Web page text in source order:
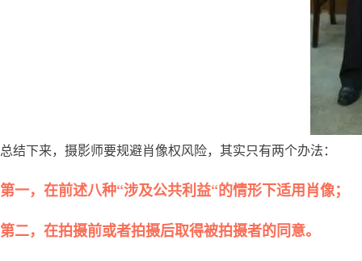
总结下来，摄影师要规避肖像权风险，其实只有两个办法：
第一，在前述八种“涉及公共利益“的情形下适用肖像；
第二，在拍摄前或者拍摄后取得被拍摄者的同意。